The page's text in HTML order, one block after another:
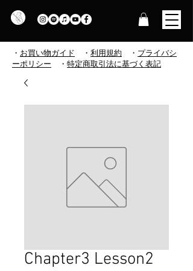
・ お買い物ガイド ・ 利用規約 ・ プライバシ
ーポリシー
・ 特定商取引法に基づく表記
Chapter3 Lesson2